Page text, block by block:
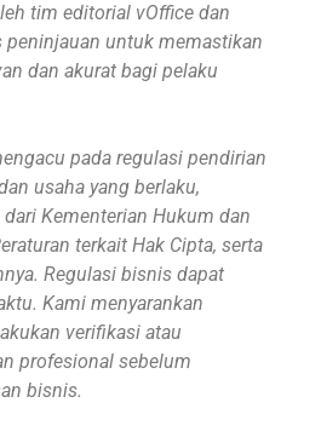
tim editorial vOffice dan
peninjauan untuk memastikan
dan akurat bagi pelaku
pada regulasi pendirian
usaha yang berlaku,
Kementerian Hukum dan
terkait Hak Cipta, serta
Regulasi bisnis dapat
Kami menyarankan
verifikasi atau
profesional sebelum
bisnis.